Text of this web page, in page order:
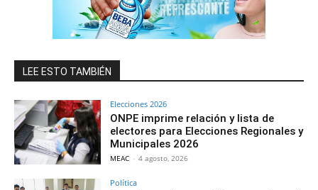
LEE ESTO TAMBIÉN
Elecciones 2026
ONPE imprime relación y lista de
electores para Elecciones Regionales y
Municipales 2026
MEAC - 4 agosto, 2026
Política